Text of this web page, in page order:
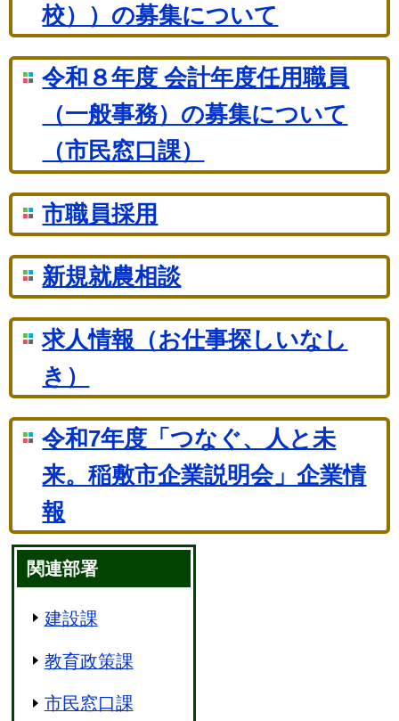
校））の募集について
令和８年度 会計年度任用職員
（一般事務）の募集について
（市民窓口課）
市職員採用
新規就農相談
求人情報（お仕事探しいなし
き）
令和7年度「つなぐ、人と未
来。稲敷市企業説明会」企業情
報
関連部署
建設課
教育政策課
市民窓口課